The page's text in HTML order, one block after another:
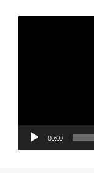
00:00